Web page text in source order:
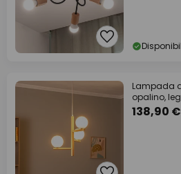
Lampada
opalino,
138,90 €